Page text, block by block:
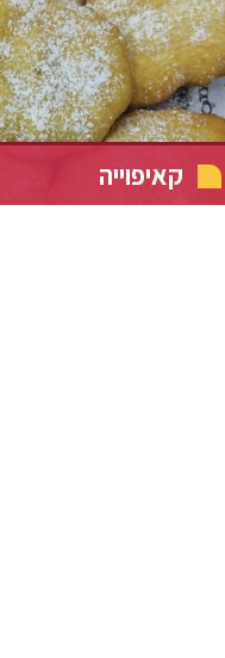
קאיפוייה